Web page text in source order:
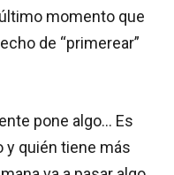
momento que
de “primerear”
pone algo... Es
y quién tiene más